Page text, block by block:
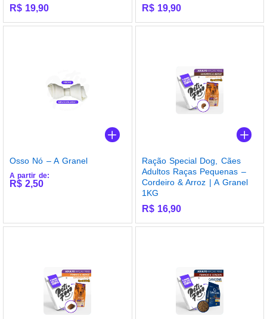
R$ 19,90 R$19,90
Osso Nó – A Granel
A partir de:
R$ 2,50
Ração Special Dog, Cães
Adultos Raças Pequenas –
Cordeiro & Arroz | A Granel
1KG
R$16,90